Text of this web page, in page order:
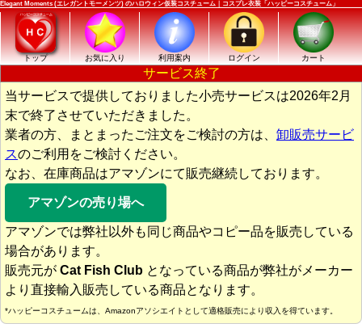
Elegant Moments (エレガントモーメンツ) のハロウィン仮装コスチューム｜コスプレ衣装「ハッピーコスチューム」
トップ お気に入り 利用案内 ログイン カート
サービス終了
当サービスで提供しておりました小売サービスは2026年2月
末で終了させていただきました。
業者の方、まとまったご注文をご検討の方は、 卸販売サービ
スのご利用をご検討ください。
なお、在庫商品はアマゾンにて販売継続しております。
アマゾンの売り場へ
アマゾンでは弊社以外も同じ商品やコピー品を販売している
場合があります。
販売元が Cat Fish Club となっている商品が弊社がメーカー
より直接輸入販売している商品となります。
*ハッピーコスチュームは、Amazonアソシエイトとして適格販売により収入を得ています。